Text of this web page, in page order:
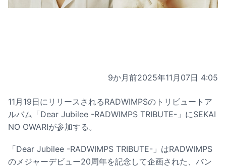
9か月前2025年11月07日 4:05
11月19日にリリースされるRADWIMPSのトリビュートア
ルバム「Dear Jubilee -RADWIMPS TRIBUTE-」にSEKAI
NO OWARIが参加する。
「Dear Jubilee -RADWIMPS TRIBUTE-」はRADWIMPS
のメジャーデビュー20周年を記念して企画された、バン